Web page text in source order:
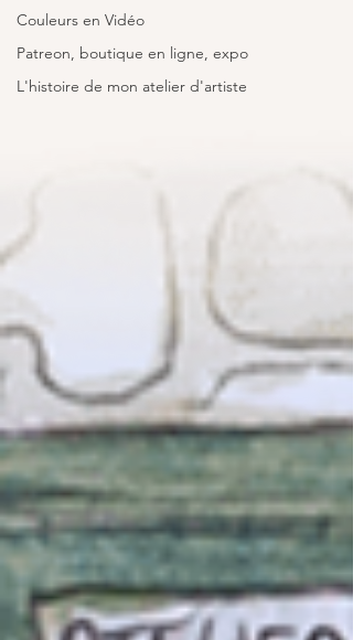
Couleurs en Vidéo
Patreon, boutique en ligne, expo
L'histoire de mon atelier d'artiste